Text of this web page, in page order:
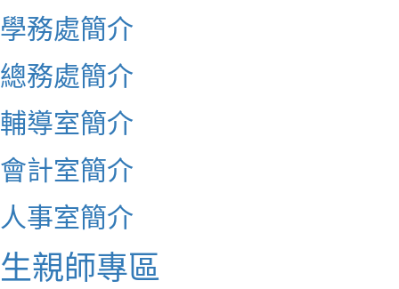
學務處簡介
總務處簡介
輔導室簡介
會計室簡介
人事室簡介
生親師專區